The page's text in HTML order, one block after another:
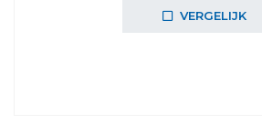
VERGELIJK